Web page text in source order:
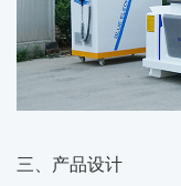
三、产品设计